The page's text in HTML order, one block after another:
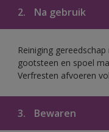
2. Na gebruik
Reiniging
gootsteen en spoel
Verfresten afvoeren
3. Bewaren